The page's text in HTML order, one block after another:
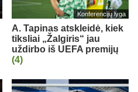
Konferencijų lyga
A. Tapinas atskleidė, kiek
tiksliai „Žalgiris“ jau
uždirbo iš UEFA premijų
(4)